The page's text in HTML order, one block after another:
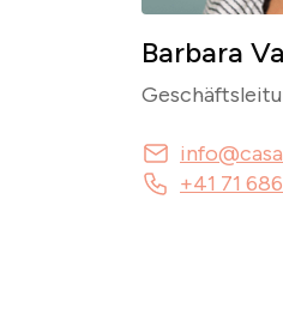
Barbara
+41 71